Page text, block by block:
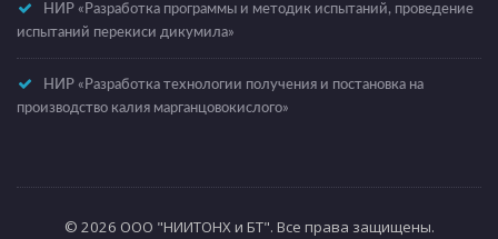
НИР «Разработка программы и методик испытаний, проведение
испытаний перекиси дикумила»
НИР «Разработка технологии получения и постановка на
производство калия марганцовокислого»
© 2026 ООО "НИИТОНХ и БТ". Все права защищены.